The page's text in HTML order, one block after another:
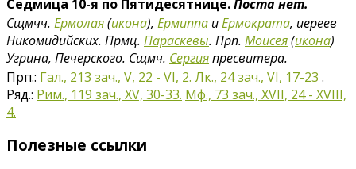
Седмица 10-я по Пятидесятнице.Поста нет.
Сщмчч. Ермолая(икона), Ермиппа иЕрмократа, иереев
Никомидийских. Прмц. Параскевы. Прп. Моисея(икона)
Угрина, Печерского. Сщмч. Сергияпресвитера.
Прп.: Гал., 213 зач., V, 22 - VI, 2. Лк., 24 зач., VI, 17-23 .
Ряд.: Рим., 119 зач., XV, 30-33. Мф., 73 зач., XVII, 24 - XVIII,
4.
Полезные ссылки